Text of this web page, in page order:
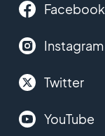
Facebook
Instagram
Twitter
YouTube